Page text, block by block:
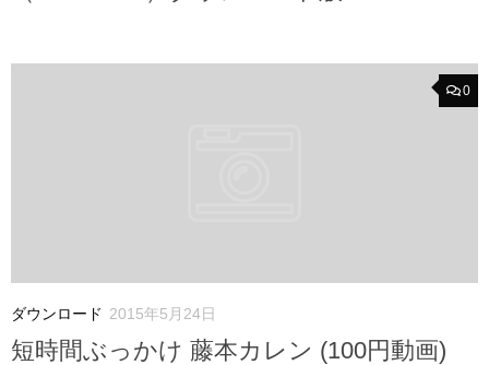
0
ダウンロード 2015年5月24日
短時間ぶっかけ 藤本カレン (100円動画)